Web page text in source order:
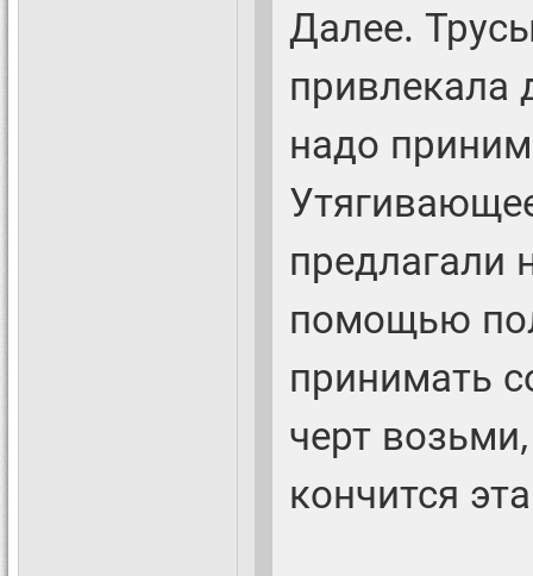
Далее.
привлекала
надо
предлагали
помощью
принимать
черт возьми,
кончится